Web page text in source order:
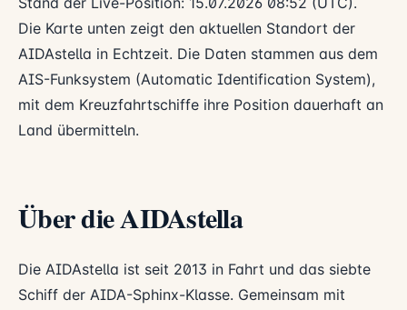
Die Karte unten zeigt den aktuellen Standort der
AIDAstella in Echtzeit. Die Daten stammen aus dem
AIS-Funksystem (Automatic Identification System),
mit dem Kreuzfahrtschiffe ihre Position dauerhaft an
Land übermitteln.
Über die AIDAstella
Die AIDAstella ist seit 2013 in Fahrt und das siebte
Schiff der AIDA-Sphinx-Klasse. Gemeinsam mit